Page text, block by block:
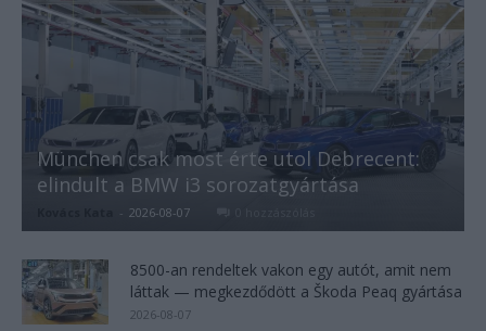
München csak most érte utol Debrecent:
elindult a BMW i3 sorozatgyártása
- 2026-08-07
8500-an rendeltek vakon egy autót, amit nem
láttak — megkezdődött a Škoda Peaq gyártása
2026-08-07